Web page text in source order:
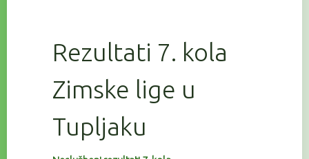
Rezultati 7. kola
Zimske lige u
Tupljaku